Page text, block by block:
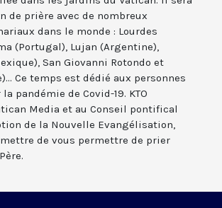
de prière avec de nombreux
dans le monde : Lourdes
(Portugal), Lujan (Argentine),
San Giovanni Rotondo et
Ce temps est dédié aux personnes
pandémie de Covid-19. KTO
Media et au Conseil pontifical
de la Nouvelle Evangélisation,
de vous permettre de prier